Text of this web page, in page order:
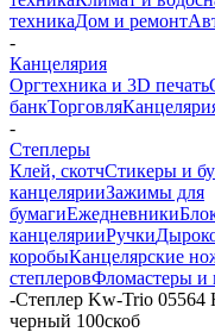
техникаДом и ремонт
-
Канцелярия
Оргтехника и 3D печать
банкТорговля
-
Степлеры
Клей, скотчСтикеры и
канцелярииЗажимы для
бумагиЕжедневники
канцелярииРучки
коробыКанцелярские
степлеровФломастеры и
-Степлер Kw-Trio 05564
черный 100скоб